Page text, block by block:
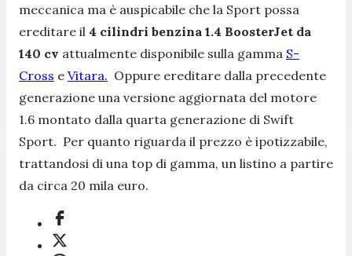
meccanica ma è auspicabile che la Sport possa
ereditare il 4 cilindri benzina 1.4 BoosterJet da
140 cv attualmente disponibile sulla gamma S-
Cross e Vitara. Oppure ereditare dalla precedente
generazione una versione aggiornata del motore
1.6 montato dalla quarta generazione di Swift
Sport. Per quanto riguarda il prezzo è ipotizzabile,
trattandosi di una top di gamma, un listino a partire
da circa 20 mila euro.